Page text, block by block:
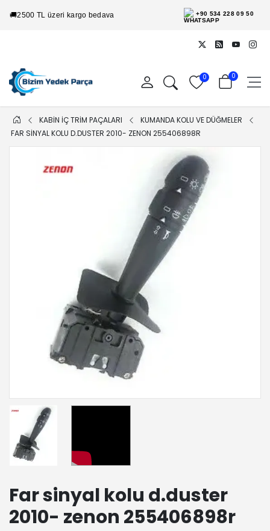
🚚2500 TL üzeri kargo bedava +90 534 228 09 50
0 0
KABİN İÇ TRİM PAÇALARI
KUMANDA KOLU VE DÜĞMELER
FAR SINYAL KOLU D.DUSTER 2010- ZENON 255406898R
Far sinyal kolu d.duster
2010- zenon 255406898r